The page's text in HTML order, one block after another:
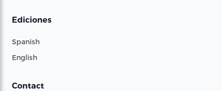
Ediciones
Spanish
English
Contact